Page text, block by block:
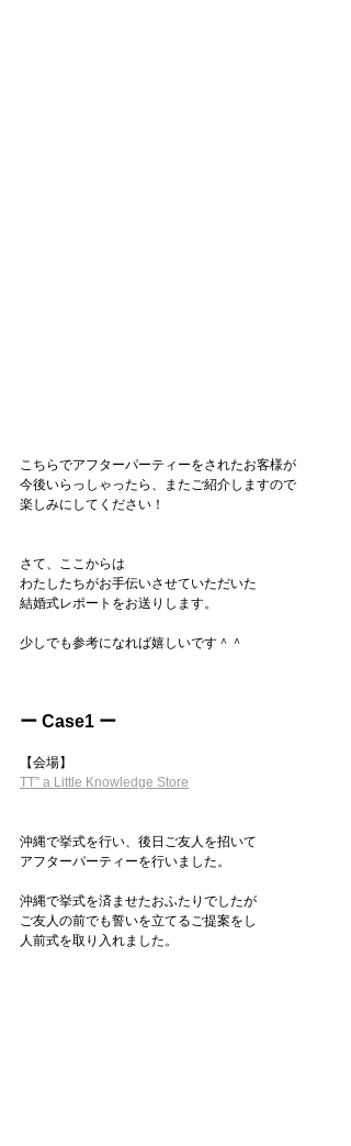
こちらでアフターパーティーをされたお客様が
今後いらっしゃったら、またご紹介しますので
楽しみにしてください！
さて、ここからは
わたしたちがお手伝いさせていただいた
結婚式レポートをお送りします。
少しでも参考になれば嬉しいです＾＾
ー Case1 ー
【会場】
TT” a Little Knowledge Store
沖縄で挙式を行い、後日ご友人を招いて
アフターパーティーを行いました。
沖縄で挙式を済ませたおふたりでしたが
ご友人の前でも誓いを立てるご提案をし
人前式を取り入れました。